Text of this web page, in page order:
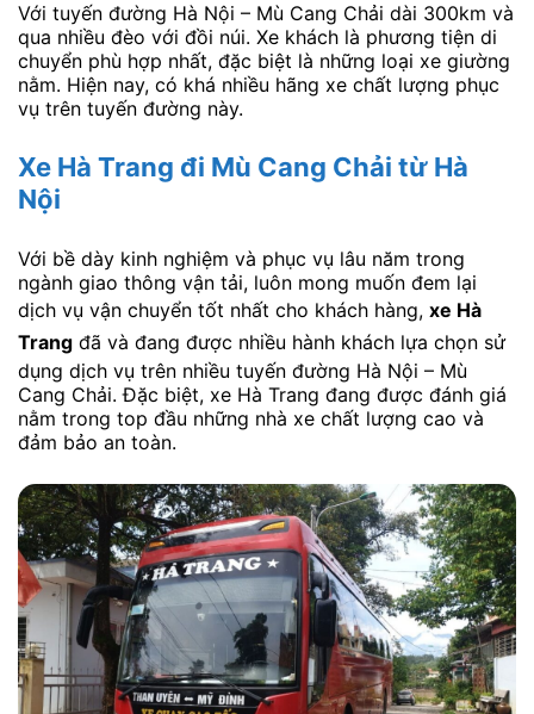
Với tuyến đường Hà Nội – Mù Cang Chải dài 300km và
qua nhiều đèo với đồi núi. Xe khách là phương tiện di
chuyển phù hợp nhất, đặc biệt là những loại xe giường
nằm. Hiện nay, có khá nhiều hãng xe chất lượng phục
vụ trên tuyến đường này.
Xe Hà Trang đi Mù Cang Chải từ Hà
Nội
Với bề dày kinh nghiệm và phục vụ lâu năm trong
ngành giao thông vận tải, luôn mong muốn đem lại
dịch vụ vận chuyển tốt nhất cho khách hàng, xe Hà
Trang đã và đang được nhiều hành khách lựa chọn sử
dụng dịch vụ trên nhiều tuyến đường Hà Nội – Mù
Cang Chải. Đặc biệt, xe Hà Trang đang được đánh giá
nằm trong top đầu những nhà xe chất lượng cao và
đảm bảo an toàn.